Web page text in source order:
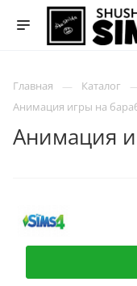
Главная Каталог
Анимация игры на
Анимация